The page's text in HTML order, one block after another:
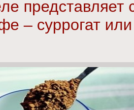
представляет
– суррогат